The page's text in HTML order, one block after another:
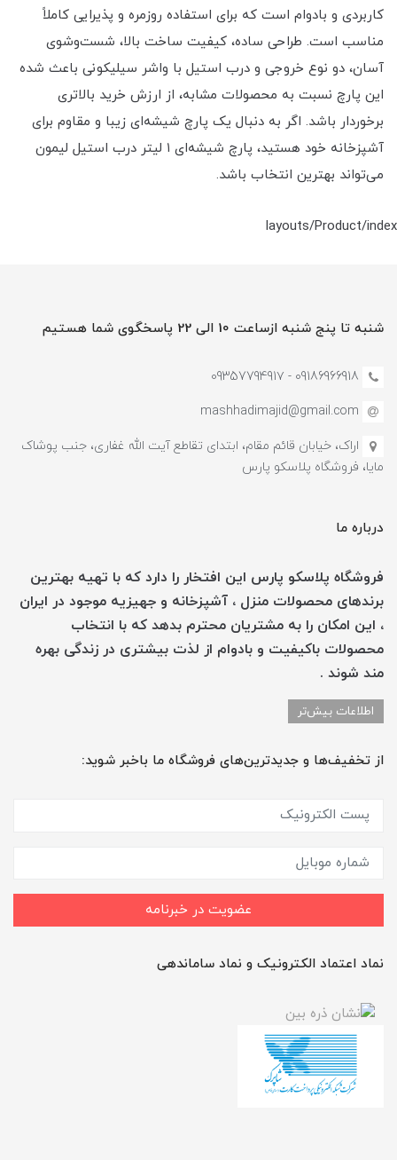
کاربردی و بادوام است که برای استفاده روزمره و پذیرایی کاملاً
مناسب است. طراحی ساده، کیفیت ساخت بالا، شست‌وشوی
آسان، دو نوع خروجی و درب استیل با واشر سیلیکونی باعث شده
این پارچ نسبت به محصولات مشابه، از ارزش خرید بالاتری
برخوردار باشد. اگر به دنبال یک پارچ شیشه‌ای زیبا و مقاوم برای
آشپزخانه خود هستید، پارچ شیشه‌ای ۱ لیتر درب استیل لیمون
می‌تواند بهترین انتخاب باشد.
layouts/Product/index
شنبه تا پنج شنبه ازساعت 10 الی 22 پاسخگوی شما هستیم
09186966918 - 0935779491۷
mashhadimajid@gmail.com
اراک، خیابان قائم مقام، ابتدای تقاطع آیت الله غفاری، جنب پوشاک
مایا، فروشگاه پلاسکو پارس
درباره ما
فروشگاه پلاسکو پارس این افتخار را دارد که با تهیه بهترین
برندهای محصولات منزل ، آشپزخانه و جهیزیه موجود در ایران
، این امکان را به مشتریان محترم بدهد که با انتخاب
محصولات باکیفیت و بادوام از لذت بیشتری در زندگی بهره
مند شوند .
اطلاعات بیش‌تر
از تخفیف‌ها و جدیدترین‌های فروشگاه ما باخبر شوید:
عضویت در خبرنامه
نماد اعتماد الکترونیک و نماد ساماندهی